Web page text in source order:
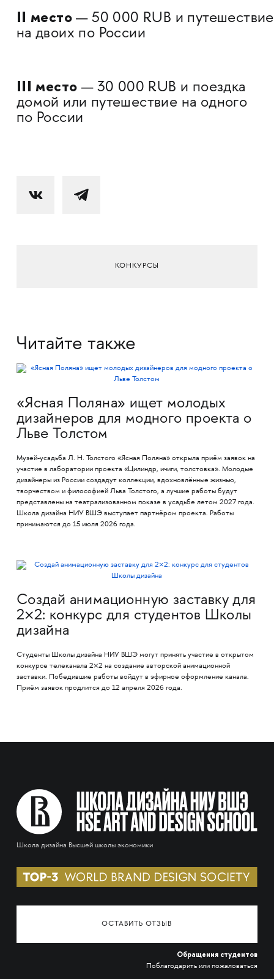
II место— 50 000 RUB и путешествие
на двоих по России
III место — 30 000 RUB и поездка
домой или путешествие на одного
по России
КОНКУРСЫ
Читайте также
«Ясная Поляна» ищет молодых
дизайнеров для модного проекта о
Льве Толстом
Музей-усадьба Л. Н. Толстого «Ясная Поляна» открыла приём заявок на
участие в лаборатории проекта «Цилиндр, ичиги, толстовка». Молодые
дизайнеры из России создадут коллекции, вдохновлённые жизнью,
творчеством и философией Льва Толстого, а лучшие работы будут
представлены на театрализованном показе в усадьбе летом 2027 года.
Школа дизайна НИУ ВШЭ выступает партнёром проекта. Работы
принимаются до 15 июля 2026 года.
Создай анимационную заставку для
2×2: конкурс для студентов Школы
дизайна
Студенты Школы дизайна НИУ ВШЭ могут принять участие в открытом
конкурсе телеканала 2×2 на создание авторской анимационной
заставки. Победившие работы войдут в эфирное оформление канала.
Приём заявок продлится до 12 апреля 2026 года.
Школа дизайна Высшей школы экономики
ОСТАВИТЬ ОТЗЫВ
Обращения студентов
Поблагодарить или пожаловаться